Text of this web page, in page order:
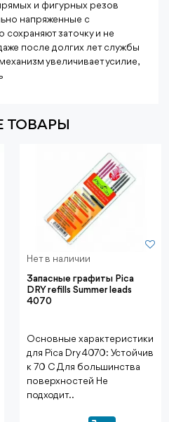
и фигурных резов
напряженные с
сохраняют заточку и не
после долгих лет службы
механизм увеличивает усилие,
ТОВАРЫ
Нет в наличии
Запасные графиты Pica
DRY refills Summer leads
4070
Основные характеристики
для Pica Dry 4070: Устойчив
к 70 C Для большинства
поверхностей Не
подходит..